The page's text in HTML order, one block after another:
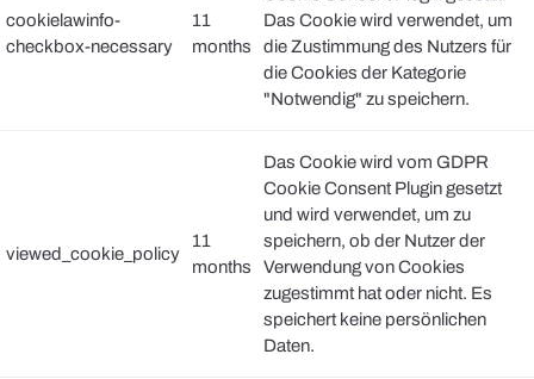
cookielawinfo-
checkbox-necessary
11
months
Das Cookie wird verwendet, um
die Zustimmung des Nutzers für
die Cookies der Kategorie
"Notwendig" zu speichern.
viewed_cookie_policy
11
months
Das Cookie wird vom GDPR
Cookie Consent Plugin gesetzt
und wird verwendet, um zu
speichern, ob der Nutzer der
Verwendung von Cookies
zugestimmt hat oder nicht. Es
speichert keine persönlichen
Daten.